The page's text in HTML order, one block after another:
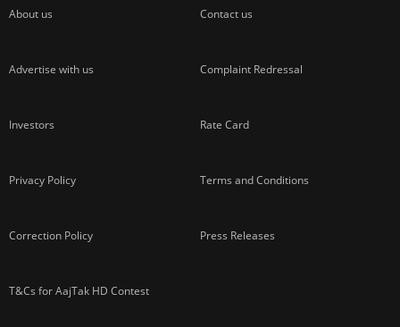
About us Contact us
Advertise with us Complaint Redressal
Investors Rate Card
Privacy Policy Terms and Conditions
Correction Policy Press Releases
T&Cs for AajTak HD Contest